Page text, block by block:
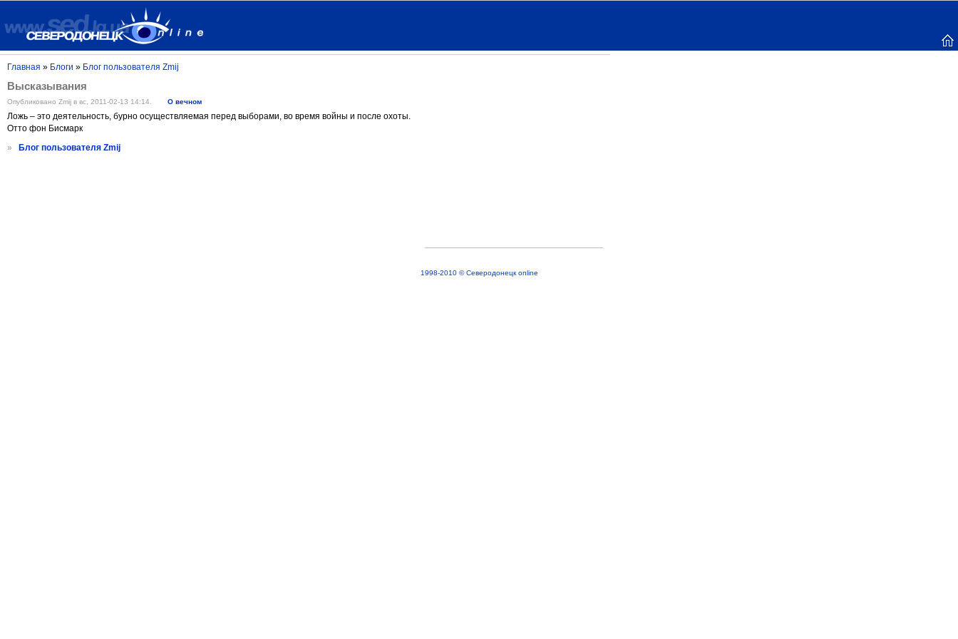
Главная » Блоги » Блог пользователя Zmij
Высказывания
Опубликовано Zmij в вс, 2011-02-13 14:14. О вечном
Ложь – это деятельность, бурно осуществляемая перед выборами, во время войны и после охоты.
Отто фон Бисмарк
»
Блог пользователя Zmij
1998-2010 © Северодонецк online